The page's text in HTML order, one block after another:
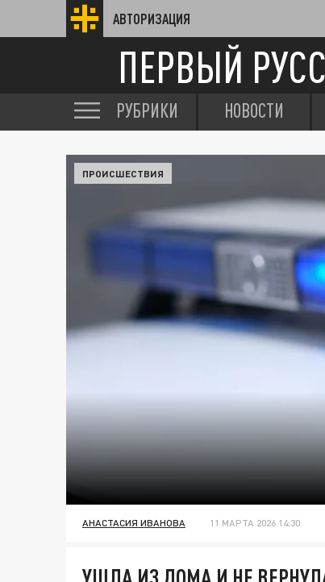
АВТОРИЗАЦИЯ
ПЕРВЫЙ
РУБРИКИ НОВОСТИ
ПРОИСШЕСТВИЯ
АНАСТАСИЯ ИВАНОВА 11 МАРТА 2026 14:30